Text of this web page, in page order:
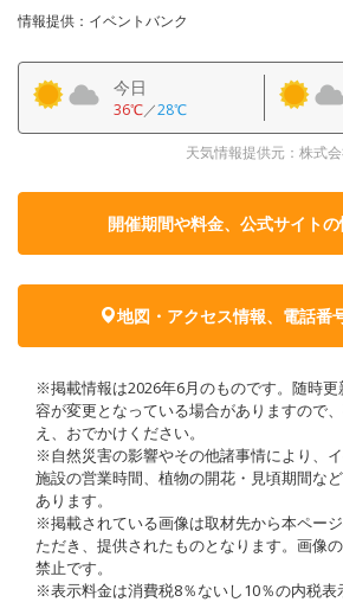
情報提供：イベントバンク
今日
36℃／28℃
天気情報提供元：株式
開催期間や料金、公式サイトの
地図・アクセス情報、電話番
※掲載情報は2026年6月のものです。随時
容が変更となっている場合がありますので
え、おでかけください。
※自然災害の影響やその他諸事情により、イ
施設の営業時間、植物の開花・見頃期間な
あります。
※掲載されている画像は取材先から本ペー
ただき、提供されたものとなります。画像
禁止です。
※表示料金は消費税8％ないし10％の内税表